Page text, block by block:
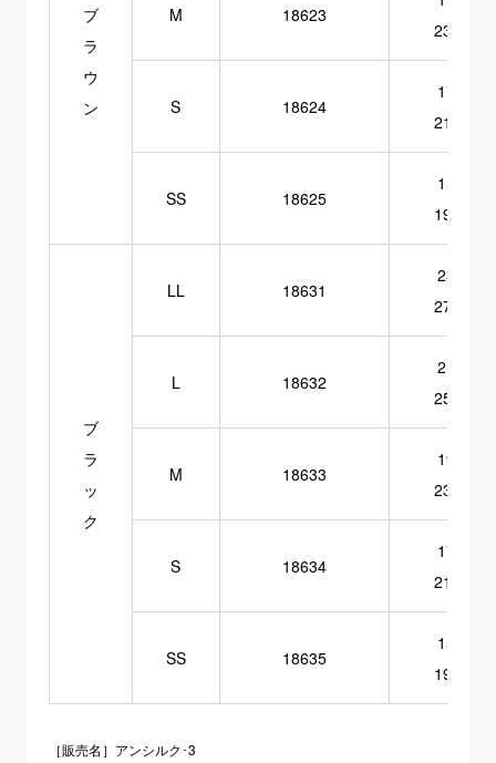
ブ
ラ
ウ
ン
M 18623
23cm
S 18624
17～
21cm
SS 18625
15～
19cm
ブ
ラ
ッ
ク
LL 18631
23～
27cm
L 18632
21～
25cm
M 18633
19～
23cm
S 18634
17～
21cm
SS 18635
15～
19cm
［販売名］アンシルク･3